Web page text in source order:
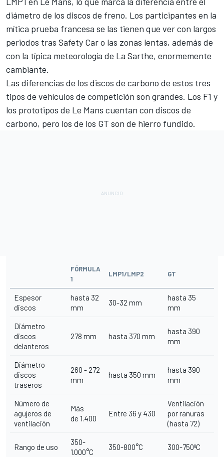
diámetro de los discos de freno. Los participantes en la
mítica prueba francesa se las tienen que ver con largos
periodos tras Safety Car o las zonas lentas, además de
con la típica meteorología de La Sarthe, enormemente
cambiante.
Las diferencias de los discos de carbono de estos tres
tipos de vehículos de competición son grandes. Los F1 y
los prototipos de Le Mans cuentan con discos de
carbono, pero los de los GT son de hierro fundido.
FÓRMULA
1
LMP1/LMP2 GT
Espesor
discos
hasta 32
mm
30-32 mm
hasta 35
mm
Diámetro
discos
delanteros
278 mm hasta 370 mm
hasta 390
mm
Diámetro
discos
traseros
260 - 272
mm
hasta 350 mm
hasta 390
mm
Número de
agujeros de
ventilación
Más
de 1.400
Entre 36 y 430
Ventilación
por ranuras
(hasta 72)
Rango de uso
350-
1.000°C
350-800°C 300-750ºC